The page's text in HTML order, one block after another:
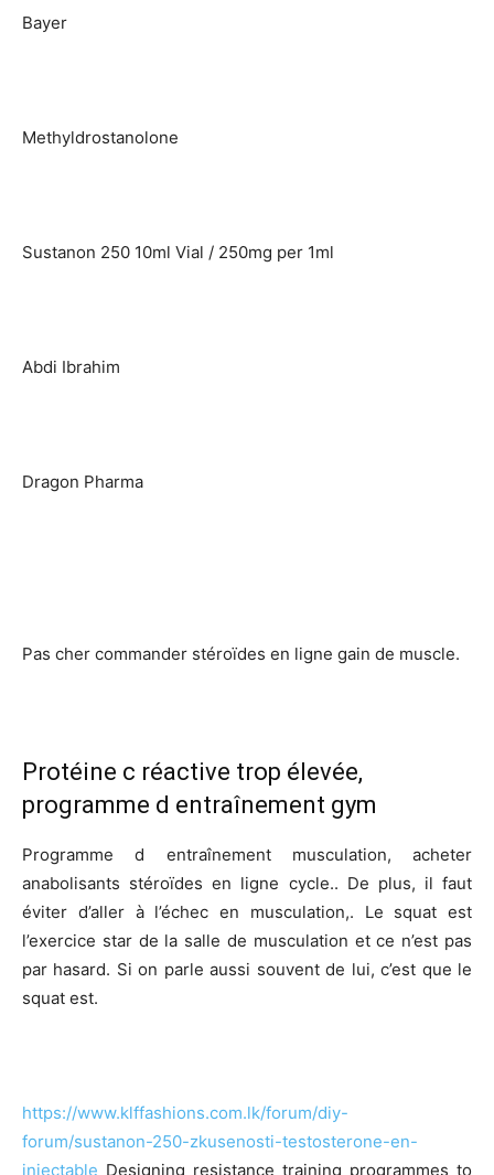
Bayer
Methyldrostanolone
Sustanon 250 10ml Vial / 250mg per 1ml
Abdi Ibrahim
Dragon Pharma
Pas cher commander stéroïdes en ligne gain de muscle.
Protéine c réactive trop élevée,
programme d entraînement gym
Programme d entraînement musculation, acheter
anabolisants stéroïdes en ligne cycle.. De plus, il faut
éviter d’aller à l’échec en musculation,. Le squat est
l’exercice star de la salle de musculation et ce n’est pas
par hasard. Si on parle aussi souvent de lui, c’est que le
squat est.
https://www.klffashions.com.lk/forum/diy-
forum/sustanon-250-zkusenosti-testosterone-en-
injectable Designing resistance training programmes to